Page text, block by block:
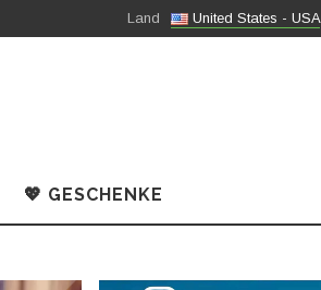
United States - USA
Land
💖 GESCHENKE